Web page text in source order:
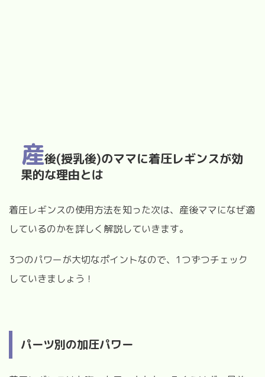
産後(授乳後)のママに着圧レギンスが効
果的な理由とは
着圧レギンスの使用方法を知った次は、産後ママになぜ適
しているのかを詳しく解説していきます。
3つのパワーが大切なポイントなので、1つずつチェック
していきましょう！
パーツ別の加圧パワー